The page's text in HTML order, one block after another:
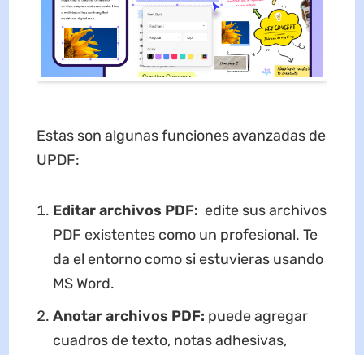
Estas son algunas funciones avanzadas de
UPDF:
Editar archivos PDF: edite sus archivos
PDF existentes como un profesional. Te
da el entorno como si estuvieras usando
MS Word.
Anotar archivos PDF: puede agregar
cuadros de texto, notas adhesivas,